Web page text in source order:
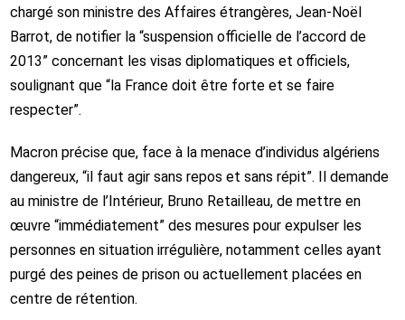
chargé son ministre des Affaires étrangères, Jean-Noël
Barrot, de notifier la “suspension officielle de l’accord de
2013” concernant les visas diplomatiques et officiels,
soulignant que “la France doit être forte et se faire
respecter”.
Macron précise que, face à la menace d’individus algériens
dangereux, “il faut agir sans repos et sans répit”. Il demande
au ministre de l’Intérieur, Bruno Retailleau, de mettre en
œuvre “immédiatement” des mesures pour expulser les
personnes en situation irrégulière, notamment celles ayant
purgé des peines de prison ou actuellement placées en
centre de rétention.